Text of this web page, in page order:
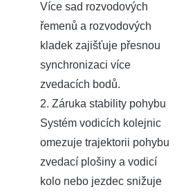
Více sad rozvodových
řemenů a rozvodových
kladek zajišťuje přesnou
synchronizaci více
zvedacích bodů.
2. Záruka stability pohybu
Systém vodicích kolejnic
omezuje trajektorii pohybu
zvedací plošiny a vodicí
kolo nebo jezdec snižuje